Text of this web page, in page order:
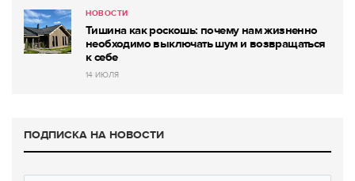
НОВОСТИ
Тишина как роскошь: почему нам жизненно
необходимо выключать шум и возвращаться
к себе
14 ИЮЛЯ
ПОДПИСКА НА НОВОСТИ